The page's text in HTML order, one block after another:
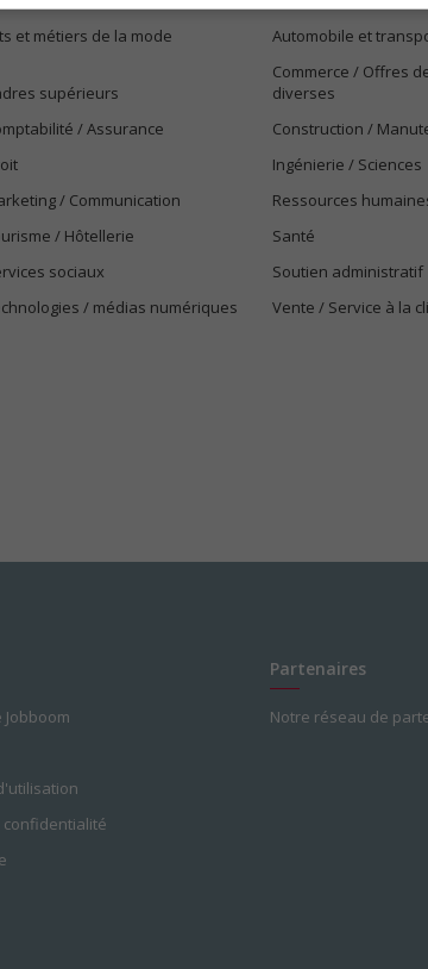
et métiers de la mode Automobile et
supérieurs
Commerce / Offres
diverses
/ Assurance
Construction /
Ingénierie / Sciences
/ Communication
Ressources
/ Hôtellerie
Santé
sociaux
Soutien administratif
/ médias numériques
Vente / Service à la
confidentialité
Partenaires
Notre réseau de